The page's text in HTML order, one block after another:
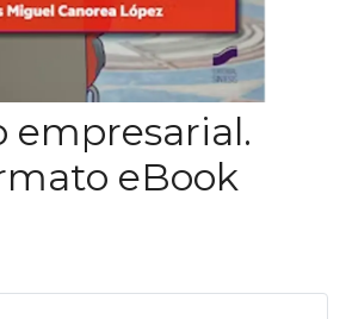
empresarial.
eBook